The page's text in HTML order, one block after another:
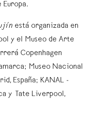
Europa.
está organizada en
y el Museo de Arte
Copenhagen
Museo Nacional
España; KANAL -
y Tate Liverpool,